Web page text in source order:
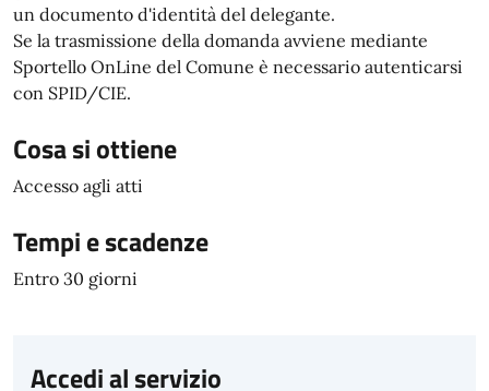
un documento d'identità del delegante.
Se la trasmissione della domanda avviene mediante
Sportello OnLine del Comune è necessario autenticarsi
con SPID/CIE.
Cosa si ottiene
Accesso agli atti
Tempi e scadenze
Entro 30 giorni
Accedi al servizio